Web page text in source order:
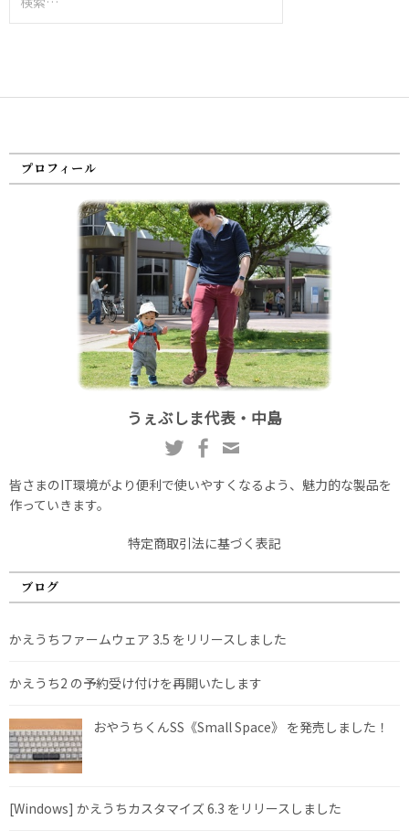
索:
プロフィール
うぇぶしま代表・中島
皆さまのIT環境がより便利で使いやすくなるよう、魅力的な製品を
作っていきます。
特定商取引法に基づく表記
ブログ
かえうちファームウェア 3.5 をリリースしました
かえうち2 の予約受け付けを再開いたします
おやうちくんSS《Small Space》 を発売しました！
[Windows] かえうちカスタマイズ 6.3 をリリースしました